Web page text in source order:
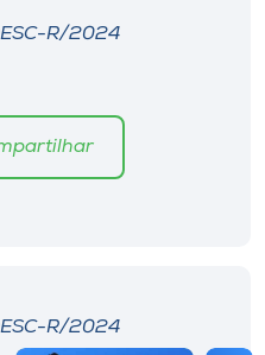
R/2024
R/2024